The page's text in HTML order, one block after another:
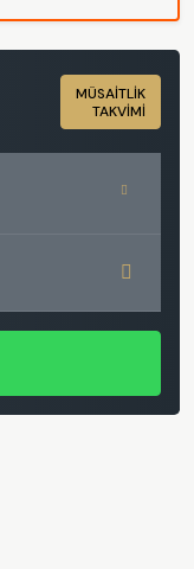
MÜSAİTLİK
TAKVİMİ